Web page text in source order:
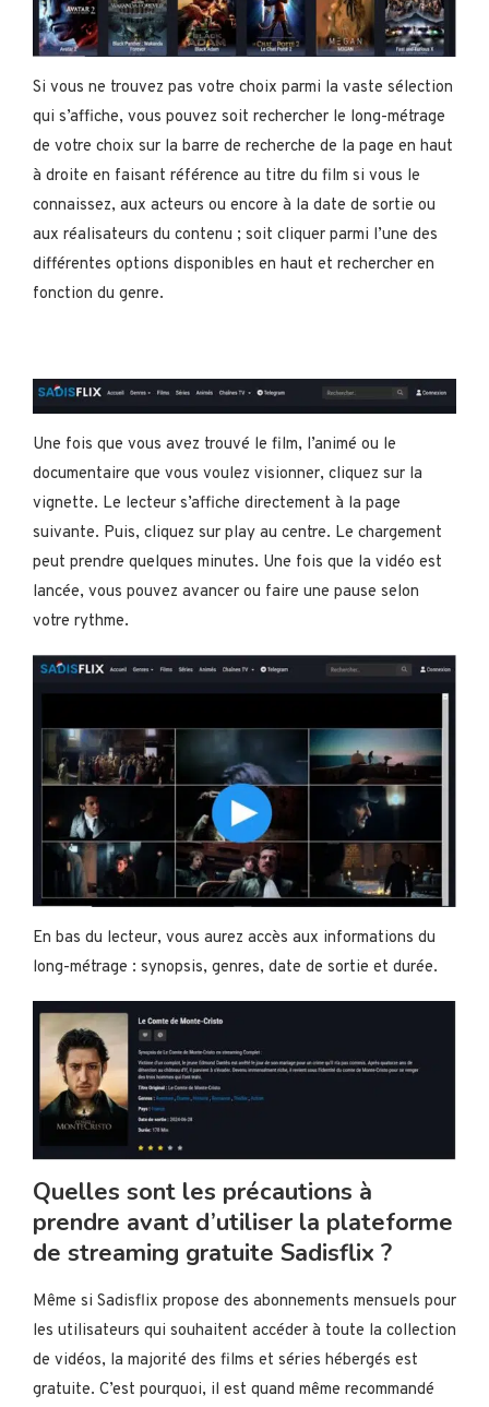
Si vous ne trouvez pas votre choix parmi la vaste sélection
qui s’affiche, vous pouvez soit rechercher le long-métrage
de votre choix sur la barre de recherche de la page en haut
à droite en faisant référence au titre du film si vous le
connaissez, aux acteurs ou encore à la date de sortie ou
aux réalisateurs du contenu ; soit cliquer parmi l’une des
différentes options disponibles en haut et rechercher en
fonction du genre.
Une fois que vous avez trouvé le film, l’animé ou le
documentaire que vous voulez visionner, cliquez sur la
vignette. Le lecteur s’affiche directement à la page
suivante. Puis, cliquez sur play au centre. Le chargement
peut prendre quelques minutes. Une fois que la vidéo est
lancée, vous pouvez avancer ou faire une pause selon
votre rythme.
En bas du lecteur, vous aurez accès aux informations du
long-métrage : synopsis, genres, date de sortie et durée.
Quelles sont les précautions à
prendre avant d’utiliser la plateforme
de streaming gratuite Sadisflix ?
Même si Sadisflix propose des abonnements mensuels pour
les utilisateurs qui souhaitent accéder à toute la collection
de vidéos, la majorité des films et séries hébergés est
gratuite. C’est pourquoi, il est quand même recommandé